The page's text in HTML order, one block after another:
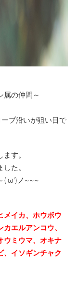
属の仲間～
プ沿いが狙い目で
す。
た。
('ω')ノ~~~
メイカ、ホウボウ
エルアンコウ、
ミウマ、 オキナ
、イソギンチャク